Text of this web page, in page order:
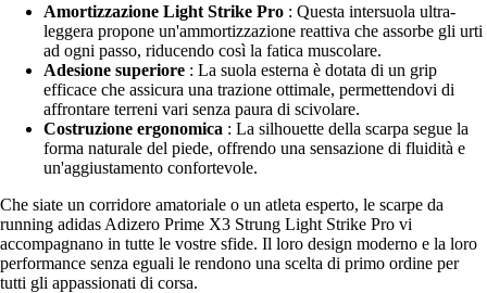
Amortizzazione Light Strike Pro : Questa intersuola ultra-
leggera propone un'ammortizzazione reattiva che assorbe gli urti
ad ogni passo, riducendo così la fatica muscolare.
Adesione superiore : La suola esterna è dotata di un grip
efficace che assicura una trazione ottimale, permettendovi di
affrontare terreni vari senza paura di scivolare.
Costruzione ergonomica : La silhouette della scarpa segue la
forma naturale del piede, offrendo una sensazione di fluidità e
un'aggiustamento confortevole.
Che siate un corridore amatoriale o un atleta esperto, le scarpe da
running adidas Adizero Prime X3 Strung Light Strike Pro vi
accompagnano in tutte le vostre sfide. Il loro design moderno e la loro
performance senza eguali le rendono una scelta di primo ordine per
tutti gli appassionati di corsa.